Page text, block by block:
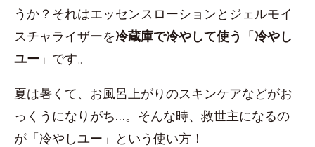
うか？それはエッセンスローションとジェルモイ
スチャライザーを冷蔵庫で冷やして使う 「冷やし
ユー 」です。
夏は暑くて、お風呂上がりのスキンケアなどがお
っくうになりがち…。そんな時、救世主になるの
が「冷やしユー」という使い方！